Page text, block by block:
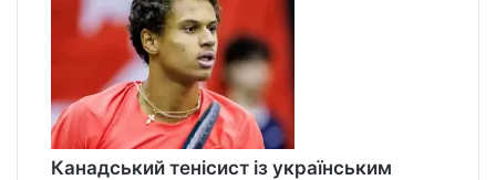
Канадський тенісист із українським